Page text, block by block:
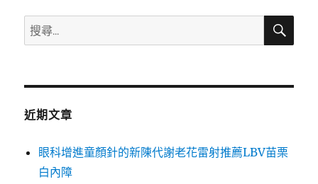
搜
尋
鍵
搜
近期文章
眼科增進童顏針的新陳代謝老花雷射推薦LBV苗栗
白內障